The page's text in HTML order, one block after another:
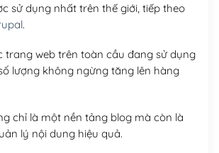
sử dụng nhất trên thế giới, tiếp theo
.
trang web trên toàn cầu đang sử dụng
lượng không ngừng tăng lên hàng
chỉ là một nền tảng blog mà còn là
lý nội dung hiệu quả.